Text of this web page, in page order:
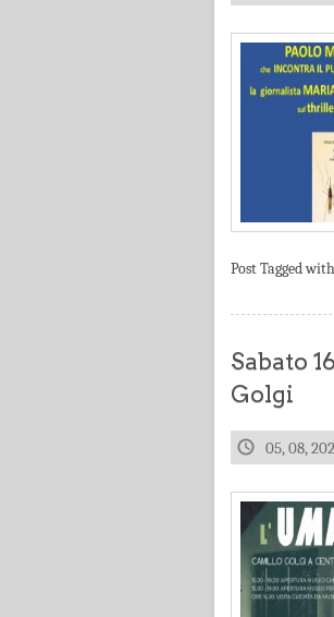
Post Tagged with
Sabato
Golgi
05, 08,